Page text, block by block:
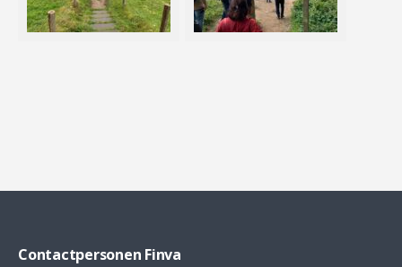
Contactpersonen Finva